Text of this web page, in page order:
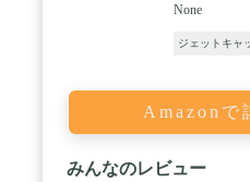
None
ジェットキャ
Amazonで
みんなのレビュー